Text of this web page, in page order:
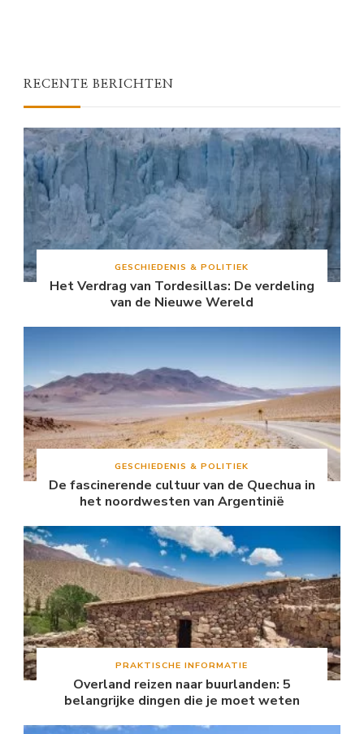
RECENTE BERICHTEN
GESCHIEDENIS & POLITIEK
Het Verdrag van Tordesillas: De verdeling
van de Nieuwe Wereld
GESCHIEDENIS & POLITIEK
De fascinerende cultuur van de Quechua in
het noordwesten van Argentinië
PRAKTISCHE INFORMATIE
Overland reizen naar buurlanden: 5
belangrijke dingen die je moet weten